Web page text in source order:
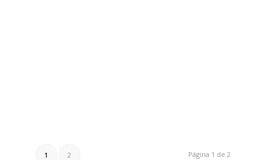
Página 1 de 2
1 2